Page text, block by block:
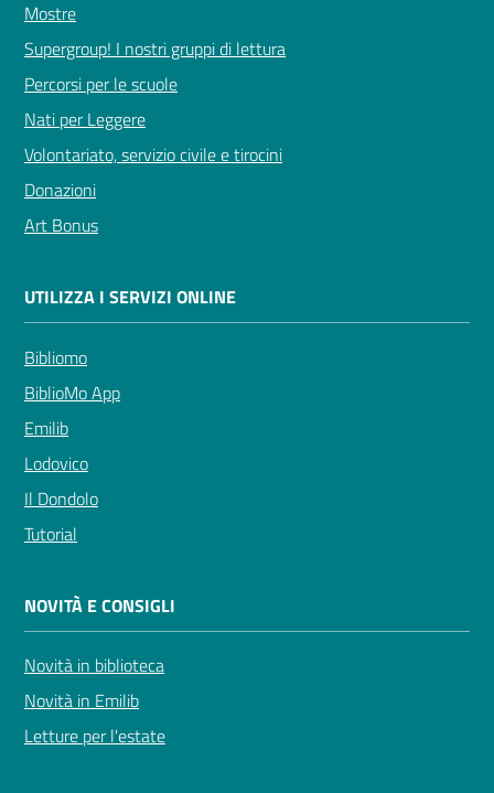
Mostre
Supergroup! I nostri gruppi di lettura
Percorsi per le scuole
Nati per Leggere
Volontariato, servizio civile e tirocini
Donazioni
Art Bonus
UTILIZZA I SERVIZI ONLINE
Bibliomo
BiblioMo App
Emilib
Lodovico
Il Dondolo
Tutorial
NOVITÀ E CONSIGLI
Novità in biblioteca
Novità in Emilib
Letture per l'estate